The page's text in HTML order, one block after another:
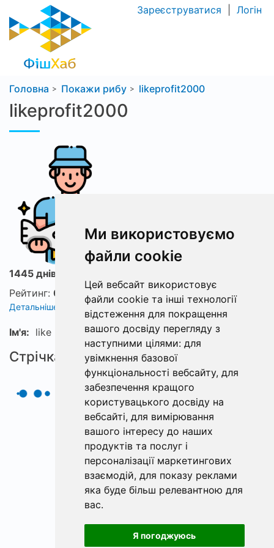
Ми використовуємо
файли cookie
Цей вебсайт використовує
файли cookie та інші технології
відстеження для покращення
вашого досвіду перегляду з
наступними цілями: для
увімкнення базової
функціональності вебсайту, для
забезпечення кращого
користувацького досвіду на
вебсайті, для вимірювання
вашого інтересу до наших
продуктів та послуг і
персоналізації маркетингових
взаємодій, для показу реклами
яка буде більш релевантною для
вас.
Я погоджуюсь
Зареєструватися Логін
Головна Покажи рибу likeprofit2000
likeprofit2000
1445 днів з ФішХаб
Рейтинг: 0
Детальніше про рейтинг
Ім'я: like
Стрічка